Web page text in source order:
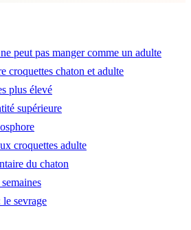
peut pas manger comme un adulte
croquettes chaton et adulte
plus élevé
supérieure
croquettes adulte
du chaton
le sevrage